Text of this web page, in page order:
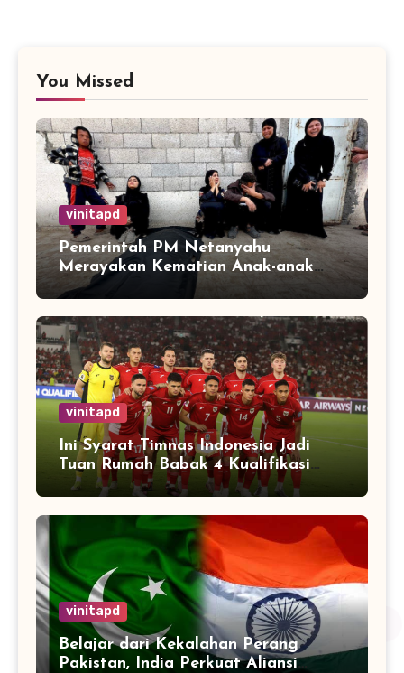
You Missed
vinitapd
Pemerintah PM Netanyahu
Merayakan Kematian Anak-anak
Gaza
vinitapd
Ini Syarat Timnas Indonesia Jadi
Tuan Rumah Babak 4 Kualifikasi
Piala Dunia 2026
vinitapd
Belajar dari Kekalahan Perang
Pakistan, India Perkuat Aliansi